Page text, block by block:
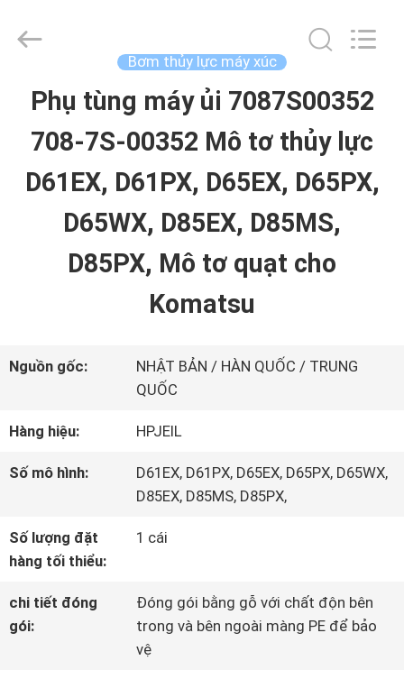
TRANG
CHỦ
VIDEO
VỀ
CHÚNG
THAM
QUAN
Guangzhou
Bơm thủy lực máy xúc
Phụ tùng máy ủi 7087S00352
708-7S-00352 Mô tơ thủy lực
D61EX, D61PX, D65EX, D65PX,
D65WX, D85EX, D85MS,
D85PX, Mô tơ quạt cho
Komatsu
Nguồn gốc:
NHẬT BẢN / HÀN QUỐC / TRUNG
QUỐC
Hàng hiệu: HPJEIL
Số mô hình:
D61EX, D61PX, D65EX, D65PX, D65WX,
D85EX, D85MS, D85PX,
Số lượng đặt
hàng tối thiểu:
1 cái
chi tiết đóng
gói:
Đóng gói bằng gỗ với chất độn bên
trong và bên ngoài màng PE để bảo
vệ